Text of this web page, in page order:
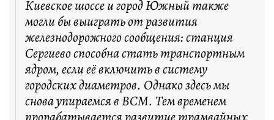
Киевское шоссе и город Южный также
могли бы выиграть от развития
железнодорожного сообщения: станция
Сергиево способна стать транспортным
ядром, если её включить в систему
городских диаметров. Однако здесь мы
снова упираемся в ВСМ. Тем временем